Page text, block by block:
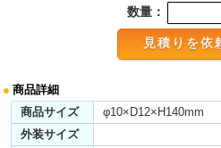
数量：
● 商品詳細
商品サイズ
φ10×D12×H140mm
外装サイズ